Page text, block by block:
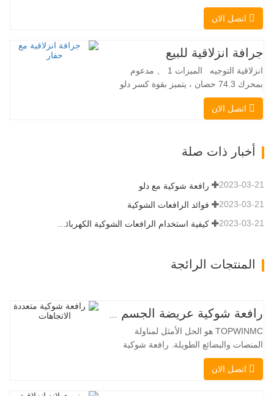
عقبة ومقرنة سريعة ||| مضخة هيدروليكية
Danfoss الأمريكية محرك إيتون الأمريكي
التلقائي الفرامل الهيدروليكية دلو قياسي
اللودر الانزلاقي هو نوع من الآلات المناسبة
لموقع العمل الضيق…
اتصل الان
جرافة انزلاقية للبيع
انزلاقية التوجيه الميزات 1 、 مدعوم
بمحرك 74.3 حصان ، يتميز بقوة كسر دلو
عند 3350 كجم ، والأداء العالي والإنتاجية إلى
مجموعة متنوعة من الملحقات التي تتطلب
اتصل الان
أخبار ذات صلة
رافعة شوكية مع دلو 2023-03-21
فوائد الرافعات الشوكية 2023-03-21
كيفية استخدام الرافعات الشوكية الكهربائية بشكل صحيح 2023-03-21
المنتجات الرائجة
رافعة شوكية عريضة الجسم متعددة الاتجاهات 3.5-5.0 طن
TOPWINMC هو الحل الأمثل لمناولة
المنصات والبضائع الطويلة. رافعة شوكية
ثنائية الاستخدام، تجمع بين مزايا الرافعة
الشوكية والرافعة الجانبية. محركها الكهربائي
اتصل الان